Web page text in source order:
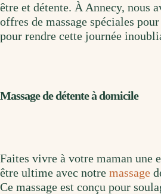
être et détente. À Annecy, nous
offres de massage spéciales
pour rendre cette journée
Massage de détente à domicile
Faites vivre à votre maman une
être ultime avec notre massage
Ce massage est conçu pour